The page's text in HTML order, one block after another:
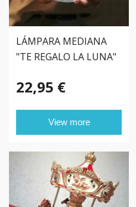
LÁMPARA MEDIANA
"TE REGALO LA LUNA"
22,95 €
View more